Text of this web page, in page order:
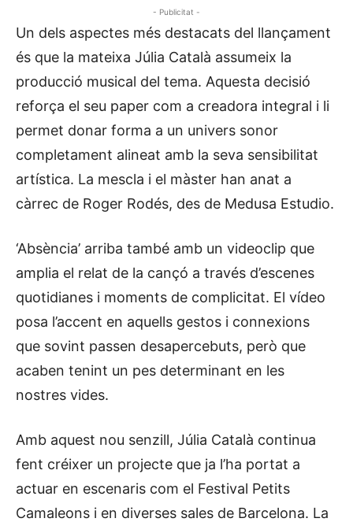
- Publicitat -
Un dels aspectes més destacats del llançament
és que la mateixa Júlia Català assumeix la
producció musical del tema. Aquesta decisió
reforça el seu paper com a creadora integral i li
permet donar forma a un univers sonor
completament alineat amb la seva sensibilitat
artística. La mescla i el màster han anat a
càrrec de Roger Rodés, des de Medusa Estudio.
‘Absència’ arriba també amb un videoclip que
amplia el relat de la cançó a través d’escenes
quotidianes i moments de complicitat. El vídeo
posa l’accent en aquells gestos i connexions
que sovint passen desapercebuts, però que
acaben tenint un pes determinant en les
nostres vides.
Amb aquest nou senzill, Júlia Català continua
fent créixer un projecte que ja l’ha portat a
actuar en escenaris com el Festival Petits
Camaleons i en diverses sales de Barcelona. La